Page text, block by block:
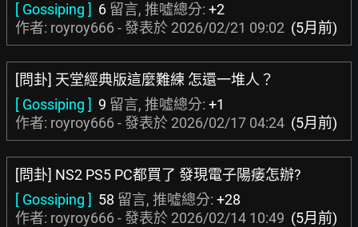
[ Gossiping ] 6 留言, 推噓總分: +2
作者: royroy666 - 發表於 2026/02/21 09:02 (5月前)
[問卦] 天堂經典版這麼難練 怎還一堆人？
[ Gossiping ] 9 留言, 推噓總分: +1
作者: royroy666 - 發表於 2026/02/17 04:24 (5月前)
[問卦] NS2 PS5 PC都買了 發現電子陽痿怎辦?
[ Gossiping ] 58 留言, 推噓總分: +28
作者: royroy666 - 發表於 2026/02/14 10:49 (5月前)